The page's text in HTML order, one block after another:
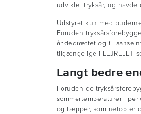
udvikle tryksår, og havde
Udstyret kun med
Foruden
åndedrættet og til
tilgængelige i LEJRELET
Langt bedre
Foruden de
sommertemperaturer i
og tæpper, som netop er